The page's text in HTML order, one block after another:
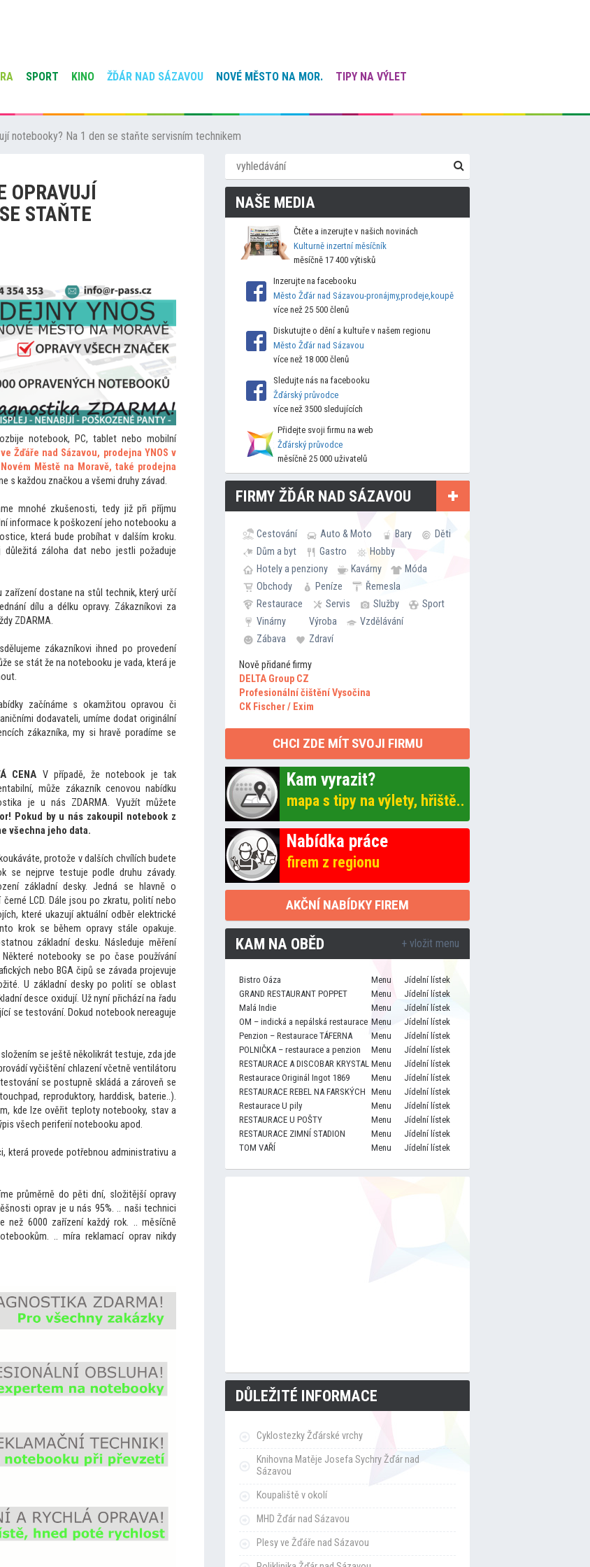
SPORT KINO ŽĎÁR NAD SÁZAVOU NOVÉ MĚSTO NA MOR.
TIPY NA VÝLET
notebooky? Na 1 den se staňte servisním technikem
OPRAVUJÍ
STAŇTE
notebook, PC, tablet nebo mobilní
Žďáře nad Sázavou, prodejna YNOS v
Městě na Moravě, také prodejna
s každou značkou a všemi druhy závad.
mnohé zkušenosti, tedy již při příjmu
informace k poškození jeho notebooku a
která bude probíhat v dalším kroku.
záloha dat nebo jestli požaduje
zařízení dostane na stůl technik, který určí
dílu a délku opravy. Zákazníkovi za
ZDARMA.
zákazníkovi ihned po provedení
se stát že na notebooku je vada, která je
začínáme s okamžitou opravou či
dodavateli, umíme dodat originální
zákazníka, my si hravě poradíme se
CENA V případě, že notebook je tak
může zákazník cenovou nabídku
je u nás ZDARMA. Využít můžete
Pokud by u nás zakoupil notebook z
všechna jeho data.
protože v dalších chvílích budete
se nejprve testuje podle druhu závady.
základní desky. Jedná se hlavně o
LCD. Dále jsou po zkratu, polití nebo
které ukazují aktuální odběr elektrické
to krok se během opravy stále opakuje.
základní desku. Následuje měření
notebooky se po čase používání
nebo BGA čipů se závada projevuje
U základní desky po polití se oblast
desce oxidují. Už nyní přichází na řadu
se testování. Dokud notebook nereaguje
se ještě několikrát testuje, zda jde
vyčištění chlazení včetně ventilátoru
tování se postupně skládá a zároveň se
touchpad, reproduktory, harddisk, baterie..).
kde lze ověřit teploty notebooky, stav a
všech periferií notebooku apod.
která provede potřebnou administrativu a
průměrně do pěti dní, složitější opravy
oprav je u nás 95%. .. naši technici
než 6000 zařízení každý rok. .. měsíčně
.. míra reklamací oprav nikdy
NAŠE MEDIA
Čtěte a inzerujte v našich novinách
Kulturně inzertní měsíčník
měsíčně 17 400 výtisků
Inzerujte na facebooku
Město Žďár nad Sázavou-pronájmy,prodeje,koupě
více než 25 500 členů
Diskutujte o dění a kultuře v našem regionu
Město Žďár nad Sázavou
více než 18 000 členů
Sledujte nás na facebooku
Žďárský průvodce
více než 3500 sledujících
Přidejte svoji firmu na web
Žďárský průvodce
měsíčně 25 000 uživatelů
FIRMY ŽĎÁR NAD SÁZAVOU
Cestování Auto & Moto Bary
Děti
Dům a byt
Gastro
Hobby
Hotely a penziony
Kavárny
Móda
Obchody
Peníze
Řemesla
Restaurace
Servis Služby
Sport
Vinárny
Výroba
Vzdělávání
Zábava
Zdraví
Nově přidané firmy
DELTA Group CZ
Profesionální čištění Vysočina
CK Fischer / Exim
CHCI ZDE MÍT SVOJI FIRMU
Kam vyrazit?
mapa s tipy na výlety, hřiště..
Nabídka práce
firem z regionu
AKČNÍ NABÍDKY FIREM
KAM NA OBĚD + vložit menu
Bistro Oáza Menu
Jídelní lístek
GRAND RESTAURANT POPPET
Menu
Jídelní lístek
Malá Indie
Menu
Jídelní lístek
OM – indická a nepálská restaurace Menu
Jídelní lístek
Penzion – Restaurace TÁFERNA
Menu
Jídelní lístek
POLNIČKA – restaurace a penzion
Menu
Jídelní lístek
RESTAURACE A DISCOBAR KRYSTAL Menu
Jídelní lístek
Restaurace Originál Ingot 1869
Menu
Jídelní lístek
RESTAURACE REBEL NA FARSKÝCH Menu
Jídelní lístek
Restaurace U pily
Menu
Jídelní lístek
RESTAURACE U POŠTY
Menu
Jídelní lístek
RESTAURACE ZIMNÍ STADION
Menu
Jídelní lístek
TOM VAŘÍ
Menu Jídelní lístek
DŮLEŽITÉ INFORMACE
Cyklostezky Žďárské vrchy
Knihovna Matěje Josefa Sychry Žďár nad
Sázavou
Koupaliště v okolí
MHD Žďár nad Sázavou
Plesy ve Žďáře nad Sázavou